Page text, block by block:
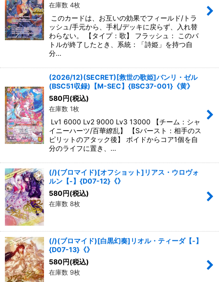
在庫数 4枚
このカードは、お互いの効果でフィールド/トラ
ッシュ/手元から、手札/デッキに戻らず、入れ替
わらない。 【タイプ：歌】 フラッシュ： このバ
トルが終了したとき、系統：「詩姫」を持つ自
分…
(2026/12)(SECRET)[救世の歌姫]バンリ・ゼル
(BSC51収録)【M-SEC】{BSC37-001}《黄》
580円(税込)
在庫数 1枚
Lv1 6000 Lv2 9000 Lv3 13000 【チーム：シャ
イニーハーツ/百華繚乱】 【Sバースト：相手のス
ピリットのアタック後】 ボイドからコア1個を自
分のライフに置き、…
(/)(ブロマイド)[オフショット]リアス・ウロヴォ
ルン【-】{D07-12}《》
580円(税込)
在庫数 8枚
(/)(ブロマイド)[白黒幻奏]リオル・ティーダ【-】
{D07-13}《》
580円(税込)
在庫数 9枚